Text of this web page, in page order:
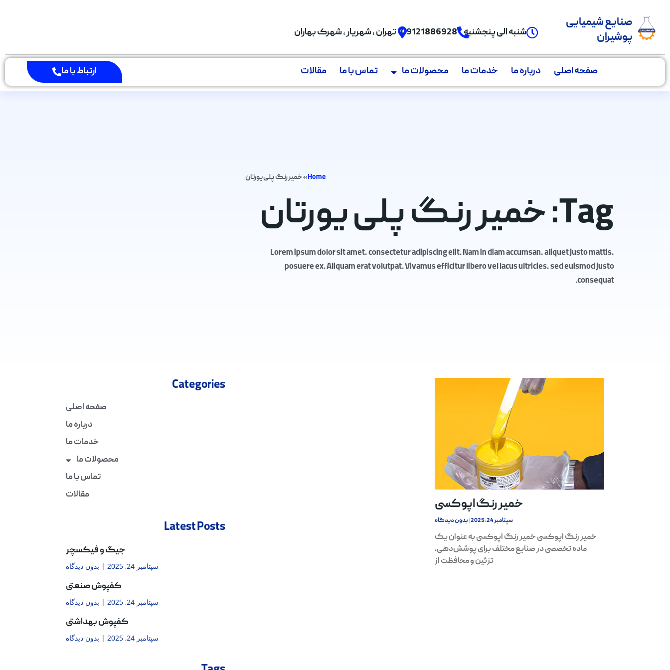
صنایع شیمیایی
پوشیران
شنبه الی پنجشنبه 09121886928 تهران , شهریار , شهرک بهاران
صفحه اصلی درباره ما خدمات ما محصولات ما تماس با ما مقالات ارتباط با ما
Home
»خمیر رنگ پلی یورتان
Tag: خمیر رنگ پلی یورتان
Lorem ipsum dolor sit amet, consectetur adipiscing elit. Nam in diam accumsan, aliquet justo mattis,
posuere ex. Aliquam erat volutpat. Vivamus efficitur libero vel lacus ultricies, sed euismod justo
consequat.
خمیر رنگ اپوکسی
سپتامبر 24, 2025 بدون دیدگاه
خمیر رنگ اپوکسی خمیر رنگ اپوکسی به عنوان یک
ماده تخصصی در صنایع مختلف برای پوشش‌دهی،
تزئین و محافظت از
Categories
صفحه اصلی
درباره ما
خدمات ما
محصولات ما
تماس با ما
مقالات
Latest Posts
جیگ و فیکسچر
سپتامبر 24, 2025 بدون دیدگاه
کفپوش صنعتی
سپتامبر 24, 2025 بدون دیدگاه
کفپوش بهداشتی
سپتامبر 24, 2025 بدون دیدگاه